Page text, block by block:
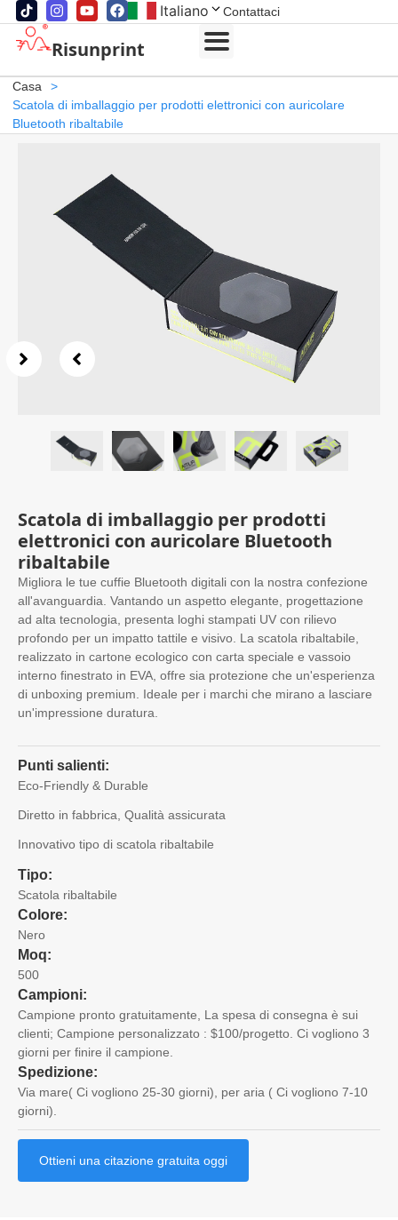
Italiano Contattaci
Risunprint
Casa
>
Scatola di imballaggio per prodotti elettronici con auricolare
Bluetooth ribaltabile
Scatola di imballaggio per prodotti
elettronici con auricolare Bluetooth
ribaltabile
Migliora le tue cuffie Bluetooth digitali con la nostra confezione
all'avanguardia. Vantando un aspetto elegante, progettazione
ad alta tecnologia, presenta loghi stampati UV con rilievo
profondo per un impatto tattile e visivo. La scatola ribaltabile,
realizzato in cartone ecologico con carta speciale e vassoio
interno finestrato in EVA, offre sia protezione che un'esperienza
di unboxing premium. Ideale per i marchi che mirano a lasciare
un'impressione duratura.​
Punti salienti:
Eco-Friendly & Durable
Diretto in fabbrica, Qualità assicurata
Innovativo tipo di scatola ribaltabile
Tipo:
Scatola ribaltabile
Colore:
Nero
Moq:
500
Campioni:
Campione pronto gratuitamente, La spesa di consegna è sui
clienti; Campione personalizzato : $100/progetto. Ci vogliono 3
giorni per finire il campione.
Spedizione:
Via mare( Ci vogliono 25-30 giorni), per aria ( Ci vogliono 7-10
giorni).
Ottieni una citazione gratuita oggi